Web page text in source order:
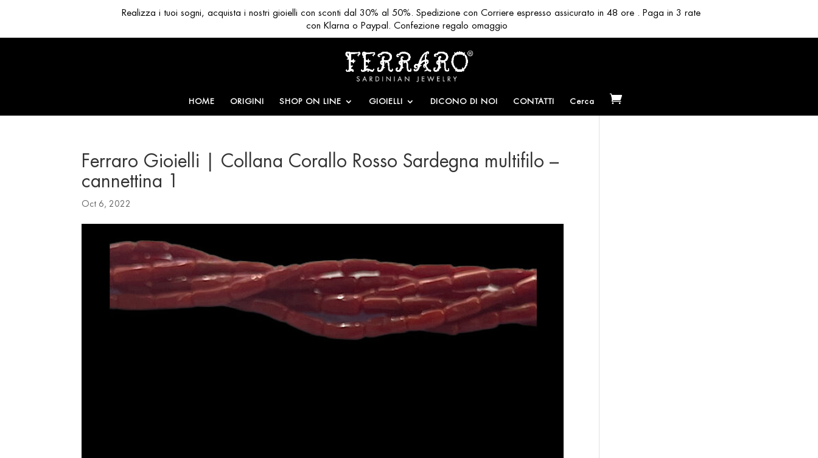
HOME ORIGINI SHOP ON LINE GIOIELLI DICONO DI NOI CONTATTI Cerca
Ferraro Gioielli | Collana Corallo Rosso Sardegna multifilo –
cannettina 1
Oct 6, 2022
Realizza i tuoi sogni, acquista i nostri gioielli con sconti dal 30% al 50%. Spedizione con Corriere espresso assicurato in 48 ore . Paga in 3 rate
con Klarna o Paypal. Confezione regalo omaggio